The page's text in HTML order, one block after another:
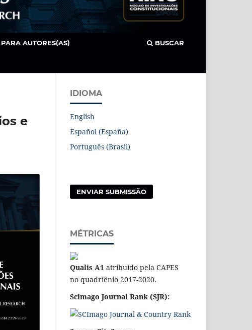
AUTORES(AS) BUSCAR
e
IDIOMA
English
Español (España)
Português (Brasil)
ENVIAR SUBMISSÃO
MÉTRICAS
Qualis A1 atribuído pela CAPES
no quadriênio 2017-2020.
Scimago Journal Rank (SJR):